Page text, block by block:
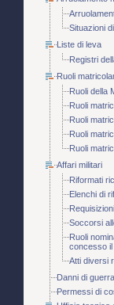
Situazioni
Liste di leva
Registri
Ruoli
Ruoli della
Ruoli
Ruoli
Ruoli
Ruoli
Affari militari
Riformati
Elenchi di
Soccorsi
Ruoli
concesso
Atti diversi
Danni di guerra
Permessi di